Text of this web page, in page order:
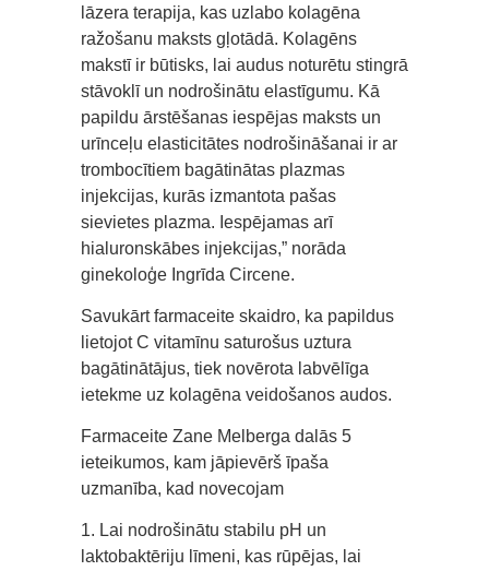
lāzera terapija, kas uzlabo kolagēna
ražošanu maksts gļotādā. Kolagēns
makstī ir būtisks, lai audus noturētu stingrā
stāvoklī un nodrošinātu elastīgumu. Kā
papildu ārstēšanas iespējas maksts un
urīnceļu elasticitātes nodrošināšanai ir ar
trombocītiem bagātinātas plazmas
injekcijas, kurās izmantota pašas
sievietes plazma. Iespējamas arī
hialuronskābes injekcijas,” norāda
ginekoloģe Ingrīda Circene.
Savukārt farmaceite skaidro, ka papildus
lietojot C vitamīnu saturošus uztura
bagātinātājus, tiek novērota labvēlīga
ietekme uz kolagēna veidošanos audos.
Farmaceite Zane Melberga dalās 5
ieteikumos, kam jāpievērš īpaša
uzmanība, kad novecojam
1. Lai nodrošinātu stabilu pH un
laktobaktēriju līmeni, kas rūpējas, lai